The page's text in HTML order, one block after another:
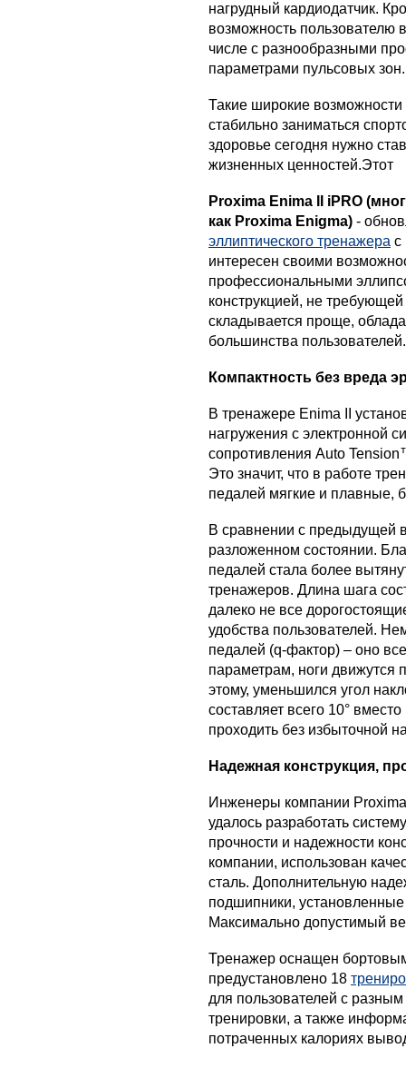
нагрудный кардиодатчик.
возможность пользователю
числе с разнообразными
параметрами пульсовых зон.
Такие широкие
стабильно заниматься
здоровье сегодня нужно
жизненных ценностей.Этот
Proxima Enima II iPRO
как Proxima Enigma) -
эллиптического тренажера с
интересен своими
профессиональными
конструкцией, не
складывается проще,
большинства пользователей.
Компактность без вреда
В тренажере Enima II
нагружения с электронной
сопротивления Auto
Это значит, что в работе
педалей мягкие и плавные,
В сравнении с предыдущей
разложенном состоянии.
педалей стала более
тренажеров. Длина шага
далеко не все
удобства пользователей.
педалей (q-фактор) – оно
параметрам, ноги движутся
этому, уменьшился угол
составляет всего 10°
проходить без избыточной
Надежная конструкция,
Инженеры компании
удалось разработать
прочности и надежности
компании, использован
сталь. Дополнительную
подшипники,
Максимально допустимый
Тренажер оснащен
предустановлено 18
для пользователей с
тренировки, а также
потраченных калориях